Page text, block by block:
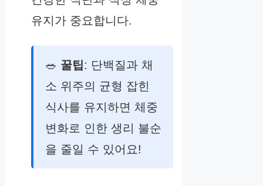
유지가 중요합니다.
🥗 꿀팁: 단백질과 채
소 위주의 균형 잡힌
식사를 유지하면 체중
변화로 인한 생리 불순
을 줄일 수 있어요!